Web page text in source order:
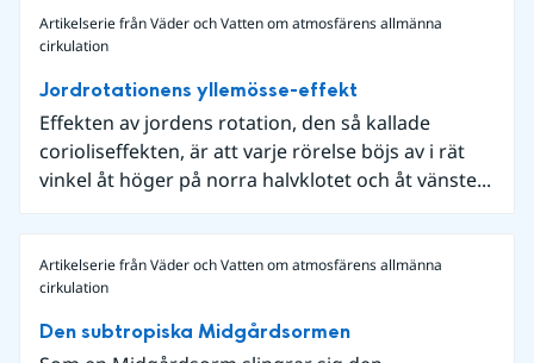
Artikelserie från Väder och Vatten om atmosfärens allmänna
cirkulation
Jordrotationens yllemösse-effekt
Effekten av jordens rotation, den så kallade
corioliseffekten, är att varje rörelse böjs av i rät
vinkel åt höger på norra halvklotet och åt vänste...
Artikelserie från Väder och Vatten om atmosfärens allmänna
cirkulation
Den subtropiska Midgårdsormen